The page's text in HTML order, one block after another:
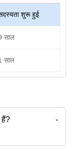
शुरू हुई
साल
साल
हैं? -